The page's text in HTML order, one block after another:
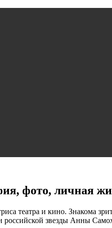
фото, личная
театра и кино. Знакома
российской звезды Анны